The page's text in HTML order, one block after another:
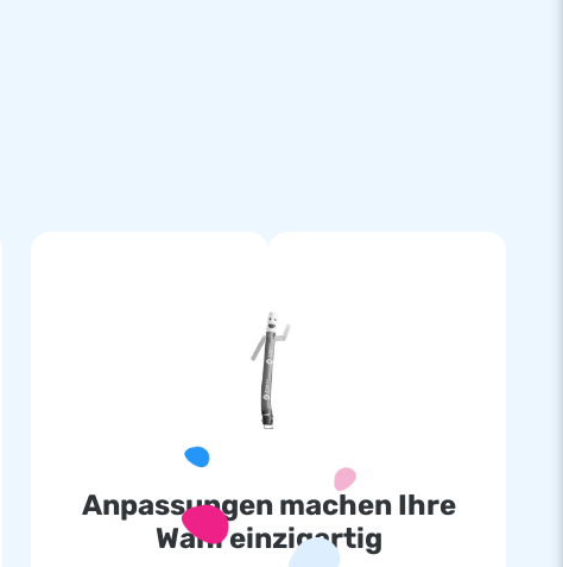
Anpassungen machen Ihre
Wahl einzigartig